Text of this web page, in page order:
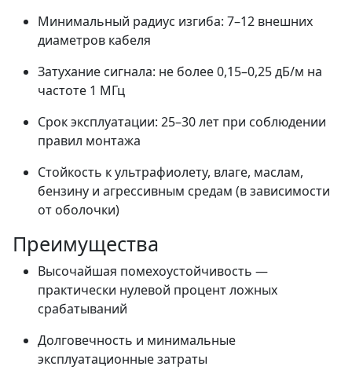
Минимальный радиус изгиба: 7–12 внешних
диаметров кабеля
Затухание сигнала: не более 0,15–0,25 дБ/м на
частоте 1 МГц
Срок эксплуатации: 25–30 лет при соблюдении
правил монтажа
Стойкость к ультрафиолету, влаге, маслам,
бензину и агрессивным средам (в зависимости
от оболочки)
Преимущества
Высочайшая помехоустойчивость —
практически нулевой процент ложных
срабатываний
Долговечность и минимальные
эксплуатационные затраты